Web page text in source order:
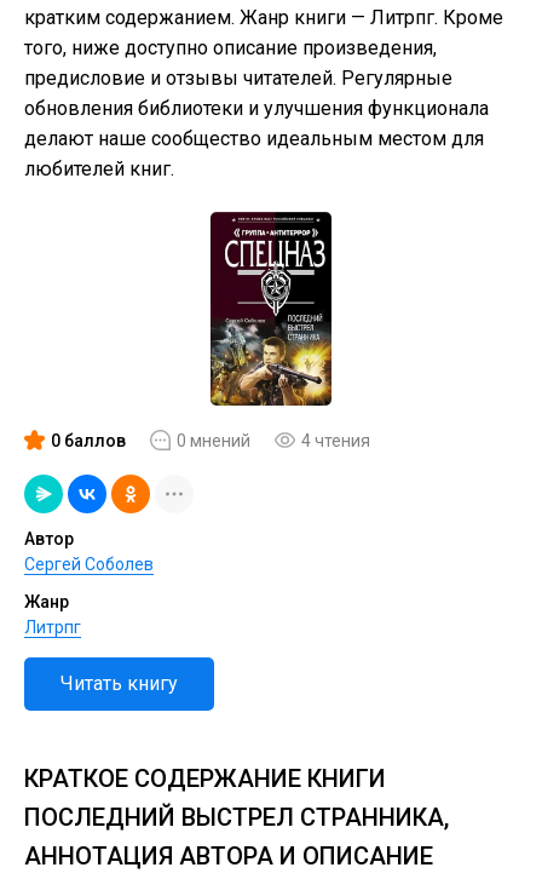
кратким содержанием. Жанр книги — Литрпг. Кроме
того, ниже доступно описание произведения,
предисловие и отзывы читателей. Регулярные
обновления библиотеки и улучшения функционала
делают наше сообщество идеальным местом для
любителей книг.
0 баллов 0 мнений 4 чтения
Автор
Сергей Соболев
Жанр
Литрпг
Читать книгу
КРАТКОЕ СОДЕРЖАНИЕ КНИГИ
ПОСЛЕДНИЙ ВЫСТРЕЛ СТРАННИКА,
АННОТАЦИЯ АВТОРА И ОПИСАНИЕ